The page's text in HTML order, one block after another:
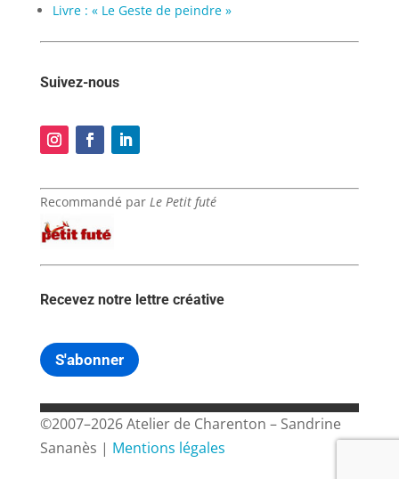
Livre : « Le Geste de peindre »
Suivez-nous
Recommandé par Le Petit futé
Recevez notre lettre créative
S'abonner
©2007–2026 Atelier de Charenton – Sandrine
Sananès | Mentions légales